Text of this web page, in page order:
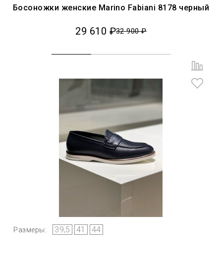
Босоножки женские Marino Fabiani 8178 черный
29 610 ₽32 900 ₽
Размеры: 39,5 41 44